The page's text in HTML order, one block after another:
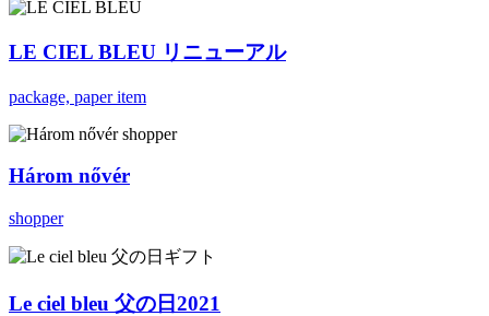
LE CIEL BLEU リニューアル
package, paper item
Három nővér
shopper
Le ciel bleu 父の日2021